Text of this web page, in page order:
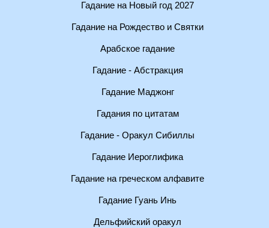
Гадание на Новый год 2027
Гадание на Рождество и Святки
Арабское гадание
Гадание - Абстракция
Гадание Маджонг
Гадания по цитатам
Гадание - Оракул Сибиллы
Гадание Иероглифика
Гадание на греческом алфавите
Гадание Гуань Инь
Дельфийский оракул